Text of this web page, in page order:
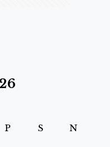
P S N